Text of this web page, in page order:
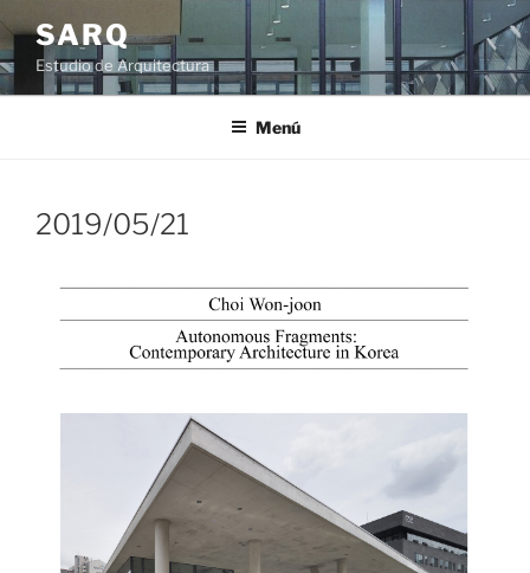
al
contenido
SARQ
Estudio de Arquitectura
Menú
2019/05/21